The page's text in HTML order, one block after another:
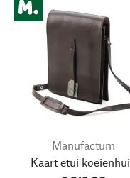
Manufactum
Kaart etui